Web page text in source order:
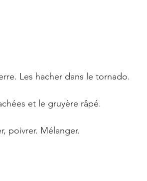
Les hacher dans le tornado.
et le gruyère râpé.
poivrer. Mélanger.